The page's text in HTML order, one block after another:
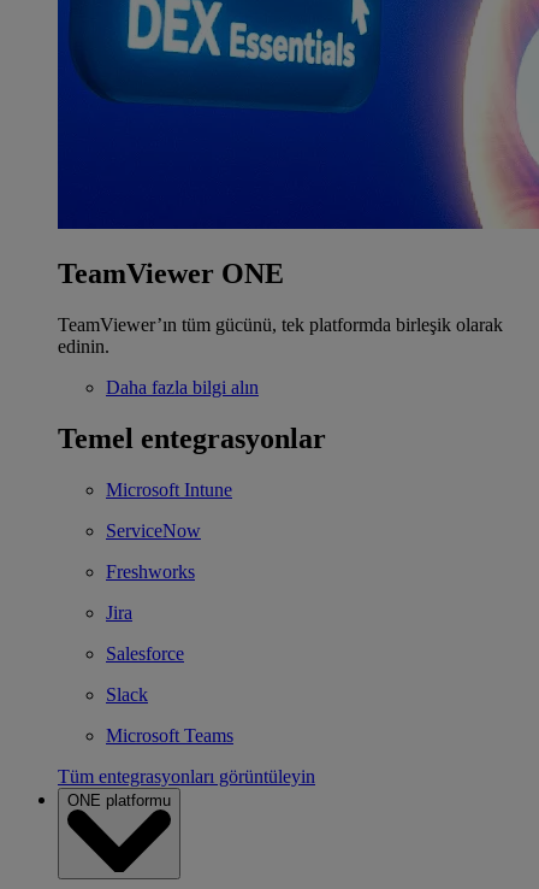
TeamViewer ONE
TeamViewer’ın tüm gücünü, tek platformda birleşik olarak
edinin.
Daha fazla bilgi alın
Temel entegrasyonlar
Microsoft Intune
ServiceNow
Freshworks
Jira
Salesforce
Slack
Microsoft Teams
Tüm entegrasyonları görüntüleyin
ONE platformu